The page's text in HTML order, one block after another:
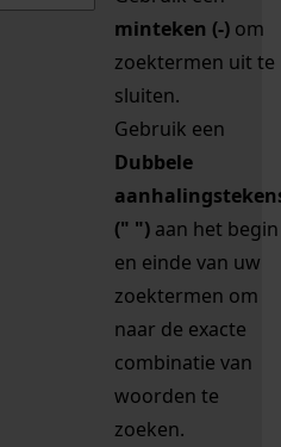
minteken (-) om
zoektermen uit te
sluiten.
Gebruik een
Dubbele
(" ") aan het begin
en einde van uw
zoektermen om
naar de exacte
combinatie van
woorden te
zoeken.